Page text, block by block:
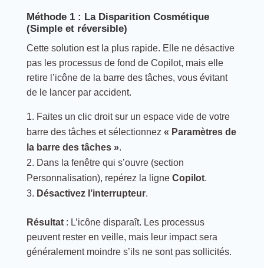
Méthode 1 : La Disparition Cosmétique
(Simple et réversible)
Cette solution est la plus rapide. Elle ne désactive
pas les processus de fond de Copilot, mais elle
retire l’icône de la barre des tâches, vous évitant
de le lancer par accident.
Faites un clic droit sur un espace vide de votre
barre des tâches et sélectionnez « Paramètres de
la barre des tâches ».
Dans la fenêtre qui s’ouvre (section
Personnalisation), repérez la ligne Copilot.
Désactivez l’interrupteur.
Résultat: L’icône disparaît. Les processus
peuvent rester en veille, mais leur impact sera
généralement moindre s’ils ne sont pas sollicités.